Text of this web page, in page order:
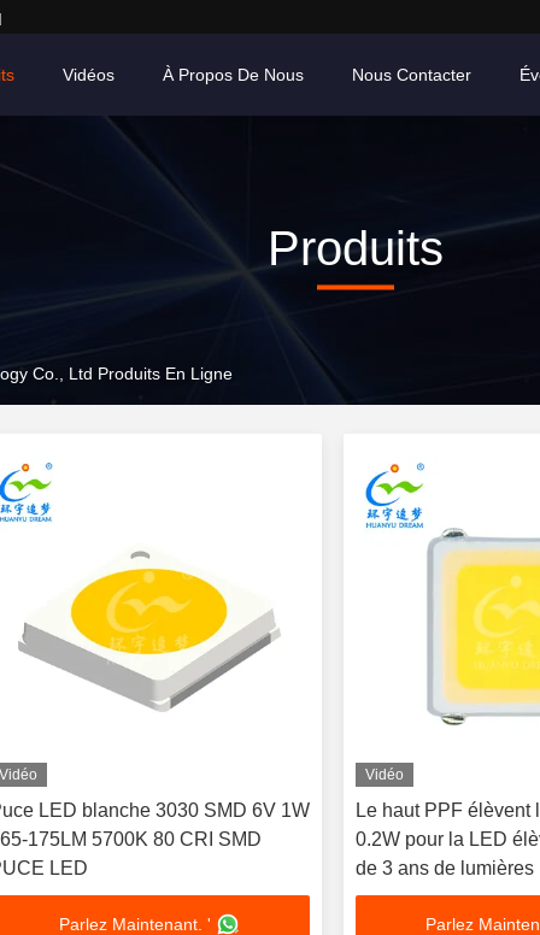
Vidéos À Propos De Nous Nous Contacter
Produits
Co., Ltd Produits En Ligne
Vidéo
LED blanche 3030 SMD 6V 1W
175LM 5700K 80 CRI SMD
LED
Parlez Maintenant. '
Vidéo
Le haut PPF élèvent
0.2W pour la LED
de 3 ans de lumières
Parlez